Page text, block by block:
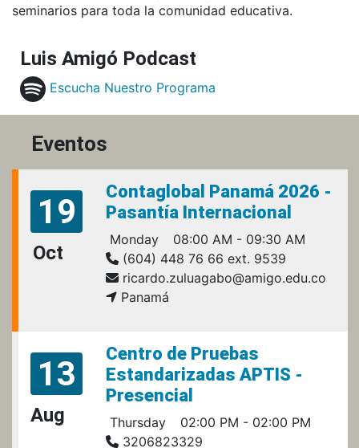
seminarios para toda la comunidad educativa.
Luis Amigó Podcast
Escucha Nuestro Programa
Eventos
19
Oct
Contaglobal Panamá 2026 -
Pasantía Internacional
Monday
08:00 AM - 09:30 AM
(604) 448 76 66 ext. 9539
ricardo.zuluagabo@amigo.edu.co
Panamá
13
Aug
Centro de Pruebas
Estandarizadas APTIS -
Presencial
Thursday
02:00 PM - 02:00 PM
3206823329